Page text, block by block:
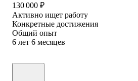
130 000 ₽
Активно ищет работу
Конкретные достижения
Общий опыт
6 лет 6 месяцев